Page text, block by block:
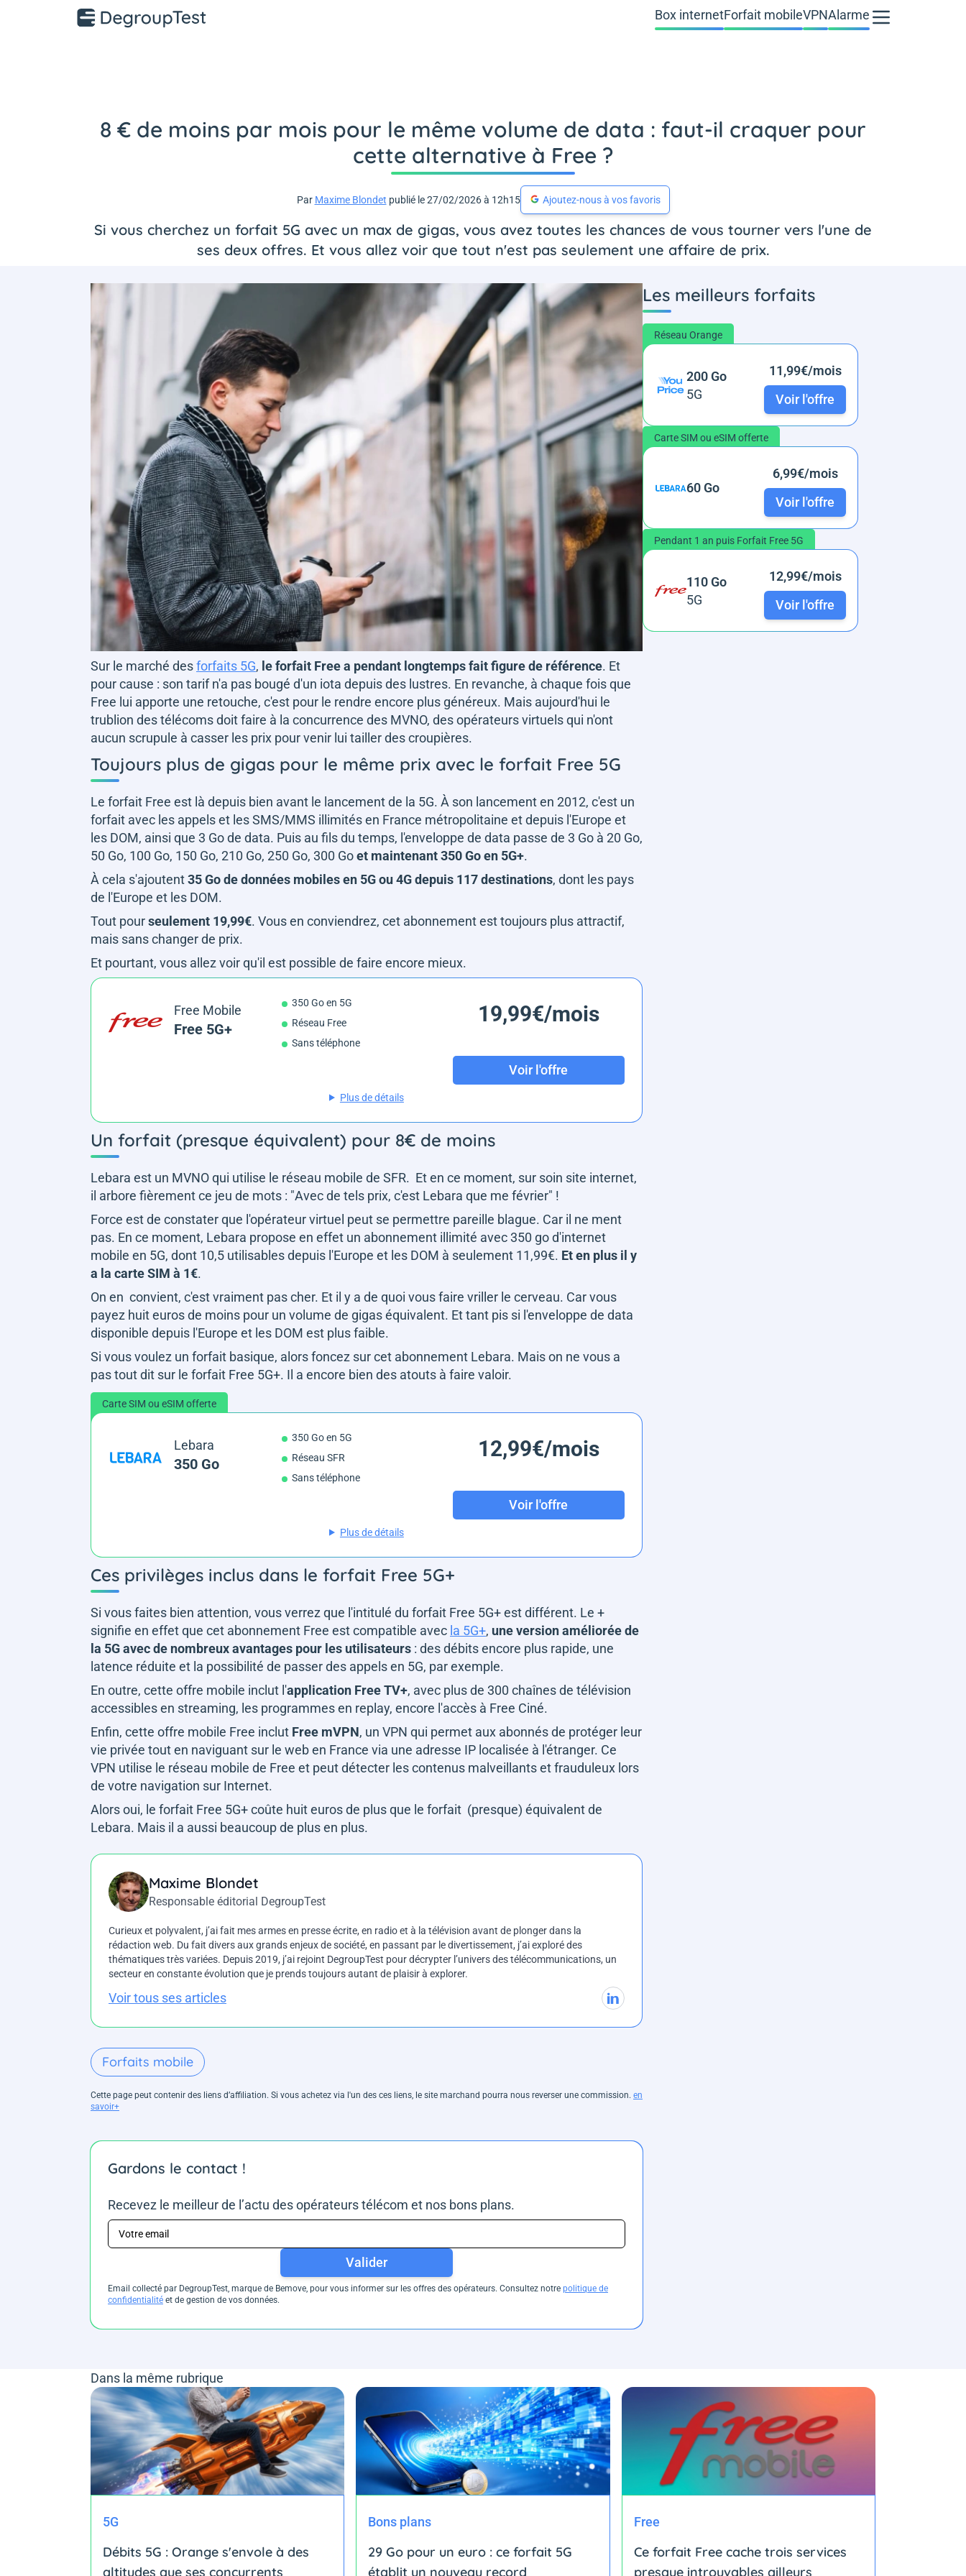
Box internetForfait mobileVPNAlarme
8 € de moins par mois pour le même volume de data : faut-il craquer pour
cette alternative à Free ?
Par Maxime Blondet publié le 27/02/2026 à 12h15 Ajoutez-nous à vos favoris
Si vous cherchez un forfait 5G avec un max de gigas, vous avez toutes les chances de vous tourner vers l'une de
ses deux offres. Et vous allez voir que tout n'est pas seulement une affaire de prix.
Sur le marché desforfaits 5G, le forfait Free a pendant longtemps fait figure de référence. Et
pour cause : son tarif n'a pas bougé d'un iota depuis des lustres. En revanche, à chaque fois que
Free lui apporte une retouche, c'est pour le rendre encore plus généreux. Mais aujourd'hui le
trublion des télécoms doit faire à la concurrence des MVNO, des opérateurs virtuels qui n'ont
aucun scrupule à casser les prix pour venir lui tailler des croupières.
Toujours plus de gigas pour le même prix avec le forfait Free 5G
Le forfait Free est là depuis bien avant le lancement de la 5G. À son lancement en 2012, c'est un
forfait avec les appels et les SMS/MMS illimités en France métropolitaine et depuis l'Europe et
les DOM, ainsi que 3 Go de data. Puis au fils du temps, l'enveloppe de data passe de 3 Go à 20 Go,
50 Go, 100 Go, 150 Go, 210 Go, 250 Go, 300 Goet maintenant 350 Go en 5G+.
À cela s'ajoutent35 Go de données mobiles en 5G ou 4G depuis 117 destinations, dont les pays
de l'Europe et les DOM.
Tout pourseulement 19,99€. Vous en conviendrez, cet abonnement est toujours plus attractif,
mais sans changer de prix.
Et pourtant, vous allez voir qu'il est possible de faire encore mieux.
Free Mobile
Free 5G+
350 Go en 5G
Réseau Free
Sans téléphone
19,99€/mois
Voir l'offre
Plus de détails
Un forfait (presque équivalent) pour 8€ de moins
Lebara est un MVNO qui utilise le réseau mobile de SFR. Et en ce moment, sur soin site internet,
il arbore fièrement ce jeu de mots : "Avec de tels prix, c'est Lebara que me février" !
Force est de constater que l'opérateur virtuel peut se permettre pareille blague. Car il ne ment
pas. En ce moment, Lebara propose en effet un abonnement illimité avec 350 go d'internet
mobile en 5G, dont 10,5 utilisables depuis l'Europe et les DOM à seulement 11,99€. Et en plus il y
a la carte SIM à 1€.
On en convient, c'est vraiment pas cher. Et il y a de quoi vous faire vriller le cerveau. Car vous
payez huit euros de moins pour un volume de gigas équivalent. Et tant pis si l'enveloppe de data
disponible depuis l'Europe et les DOM est plus faible.
Si vous voulez un forfait basique, alors foncez sur cet abonnement Lebara. Mais on ne vous a
pas tout dit sur le forfait Free 5G+. Il a encore bien des atouts à faire valoir.
Carte SIM ou eSIM offerte
Lebara
350 Go
350 Go en 5G
Réseau SFR
Sans téléphone
12,99€/mois
Voir l'offre
Plus de détails
Ces privilèges inclus dans le forfait Free 5G+
Si vous faites bien attention, vous verrez que l'intitulé du forfait Free 5G+ est différent. Le +
signifie en effet que cet abonnement Free est compatible avec la 5G+, une version améliorée de
la 5G avec de nombreux avantages pour les utilisateurs : des débits encore plus rapide, une
latence réduite et la possibilité de passer des appels en 5G, par exemple.
En outre, cette offre mobile inclut l'application Free TV+, avec plus de 300 chaînes de télévision
accessibles en streaming, les programmes en replay, encore l'accès à Free Ciné.
Enfin, cette offre mobile Free inclut Free mVPN, un VPN qui permet aux abonnés de protéger leur
vie privée tout en naviguant sur le web en France via une adresse IP localisée à l'étranger. Ce
VPN utilise le réseau mobile de Free et peut détecter les contenus malveillants et frauduleux lors
de votre navigation sur Internet.
Alors oui, le forfait Free 5G+ coûte huit euros de plus que le forfait (presque) équivalent de
Lebara. Mais il a aussi beaucoup de plus en plus.
Maxime Blondet
Responsable éditorial DegroupTest
Curieux et polyvalent, j’ai fait mes armes en presse écrite, en radio et à la télévision avant de plonger dans la
rédaction web. Du fait divers aux grands enjeux de société, en passant par le divertissement, j’ai exploré des
thématiques très variées. Depuis 2019, j’ai rejoint DegroupTest pour décrypter l’univers des télécommunications, un
secteur en constante évolution que je prends toujours autant de plaisir à explorer.
Voir tous ses articles
Forfaits mobile
Cette page peut contenir des liens d’affiliation. Si vous achetez via l'un des ces liens, le site marchand pourra nous reverser une commission. en
savoir+
Gardons le contact !
Recevez le meilleur de l’actu des opérateurs télécom et nos bons plans.
Valider
Email collecté par DegroupTest, marque de Bemove, pour vous informer sur les offres des opérateurs. Consultez notre politique de
confidentialité et de gestion de vos données.
Les meilleurs forfaits
Réseau Orange
200 Go
5G
11,99€/mois
Voir l'offre
Carte SIM ou eSIM offerte
60 Go
6,99€/mois
Voir l'offre
Pendant 1 an puis Forfait Free 5G
110 Go
5G
12,99€/mois
Voir l'offre
Dans la même rubrique
5G
Débits 5G : Orange s'envole à des
altitudes que ses concurrents
Bons plans
29 Go pour un euro : ce forfait 5G
établit un nouveau record
Free
Ce forfait Free cache trois services
presque introuvables ailleurs